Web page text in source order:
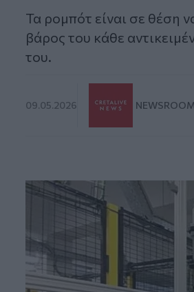
Τα ρομπότ είναι σε θέση
βάρος του κάθε
του.
09.05.2026 NEWSROOM